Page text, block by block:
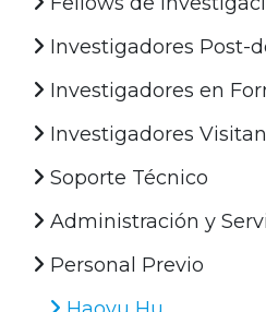
Investigadores Post-
Investigadores en
Investigadores
Soporte Técnico
Administración y
Personal Previo